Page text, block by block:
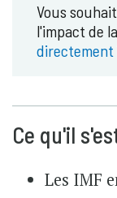
Vous
l'impact de
directement
Ce qu'il
Les IMF